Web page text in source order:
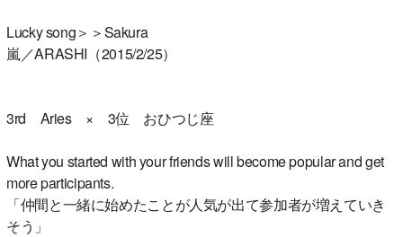
Lucky song＞＞Sakura
嵐／ARASHI（2015/2/25）
3rd Aries × 3位 おひつじ座
What you started with your friends will become popular and get
more participants.
「仲間と一緒に始めたことが人気が出て参加者が増えていき
そう」